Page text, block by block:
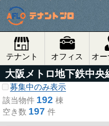
テナント オフィス オ
大阪メトロ地下鉄中央
募集中のみ表示
該当物件 192 棟
空き数 197 件